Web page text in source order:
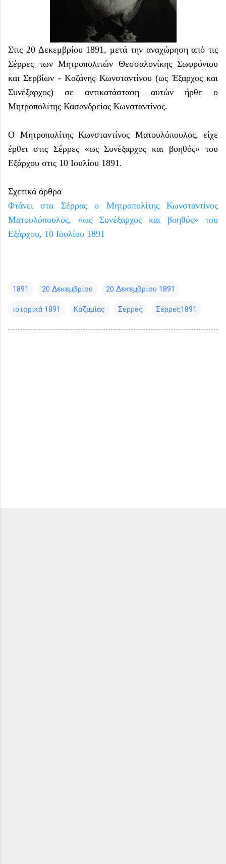
Στις 20 Δεκεμβρίου 1891, μετά την αναχώρηση από τις
Σέρρες των Μητροπολιτών Θεσσαλονίκης Σωφρόνιου
και Σερβίων - Κοζάνης Κωνσταντίνου (ως Έξαρχος και
Συνέξαρχος) σε αντικατάσταση αυτών ήρθε ο
Μητροπολίτης Κασανδρείας Κωνσταντίνος.
Ο Μητροπολίτης Κωνσταντίνος Ματουλόπουλος, είχε
έρθει στις Σέρρες «ως Συνέξαρχος και βοηθός» του
Εξάρχου στις 10 Ιουλίου 1891.
Σχετικά άρθρα
Φτάνει στα Σέρρας ο Μητροπολίτης Κωνσταντίνος
Ματουλόπουλος, «ως Συνέξαρχος και βοηθός» του
Εξάρχου, 10 Ιουλίου 1891
1891 20 Δεκεμβρίου 20 Δεκεμβρίου 1891
ιστορικά 1891 Καζαμίας Σέρρες Σέρρες1891